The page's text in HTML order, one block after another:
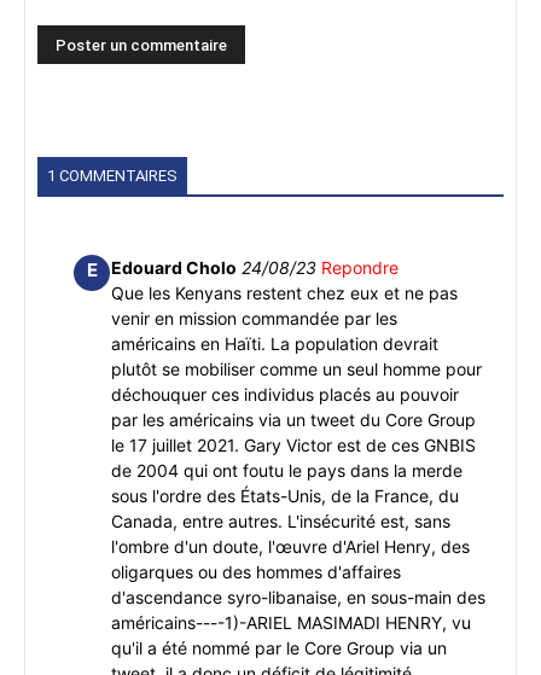
1 COMMENTAIRES
E Edouard Cholo 24/08/23 Repondre
Que les Kenyans restent chez eux et ne pas
venir en mission commandée par les
américains en Haïti. La population devrait
plutôt se mobiliser comme un seul homme pour
déchouquer ces individus placés au pouvoir
par les américains via un tweet du Core Group
le 17 juillet 2021. Gary Victor est de ces GNBIS
de 2004 qui ont foutu le pays dans la merde
sous l'ordre des États-Unis, de la France, du
Canada, entre autres. L'insécurité est, sans
l'ombre d'un doute, l'œuvre d'Ariel Henry, des
oligarques ou des hommes d'affaires
d'ascendance syro-libanaise, en sous-main des
américains----1)-ARIEL MASIMADI HENRY, vu
qu'il a été nommé par le Core Group via un